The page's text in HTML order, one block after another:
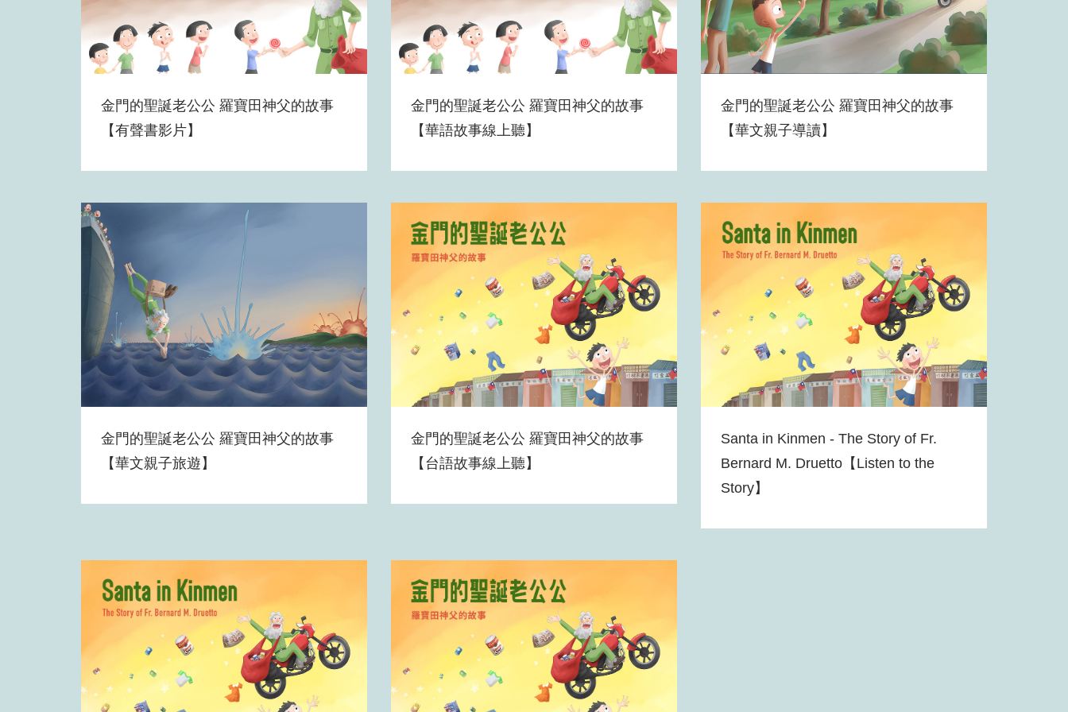
金門的聖誕老公公 羅寶田神父的故事
【有聲書影片】
金門的聖誕老公公 羅寶田神父的故事
【華語故事線上聽】
金門的聖誕老公公 羅寶田神父的故事
【華文親子導讀】
金門的聖誕老公公 羅寶田神父的故事
【華文親子旅遊】
金門的聖誕老公公 羅寶田神父的故事
【台語故事線上聽】
Santa in Kinmen - The Story of Fr.
Bernard M. Druetto【Listen to the
Story】